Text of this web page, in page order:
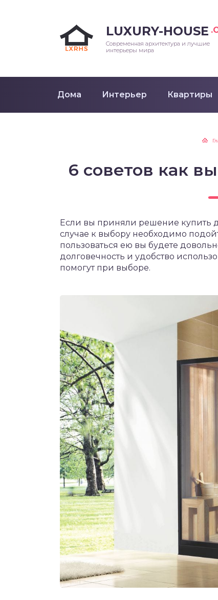
LUXURY-HOUSE
Современная архитектура и лучшие
интерьеры мира
Дома Интерьер Квартиры
6 советов как
Если вы приняли решение купить
случае к выбору необходимо
пользоваться ею вы будете
долговечность и удобство
помогут при выборе.